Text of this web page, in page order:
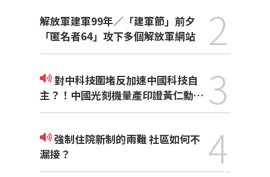
解放軍建軍99年／「建軍節」前夕
「匿名者64」攻下多個解放軍網站
2
對中科技圍堵反加速中國科技自
主？！中國光刻機量產印證黃仁勳觀
點
3
強制住院新制的兩難 社區如何不
漏接？
4